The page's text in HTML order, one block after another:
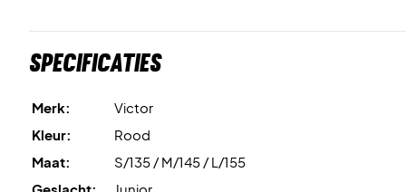
Specificaties
Merk:
Victor
Kleur:
Rood
Maat:
S/135 / M/145 / L/155